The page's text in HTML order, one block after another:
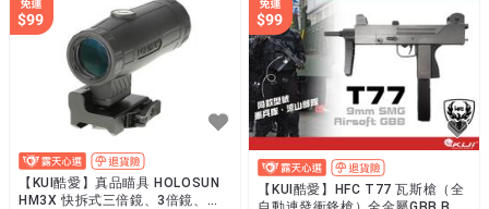
【KUI酷愛】真品瞄具 HOLOSUN
HM3X 快拆式三倍鏡、3倍鏡、瞄
【KUI酷愛】HFC T77 瓦斯槍（全